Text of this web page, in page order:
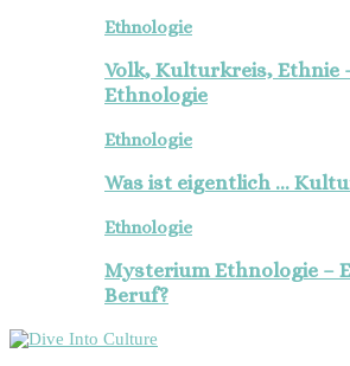
Ethnologie
Volk, Kulturkreis, Ethnie
Ethnologie
Ethnologie
Was ist eigentlich …
Ethnologie
Mysterium Ethnologie –
Beruf?